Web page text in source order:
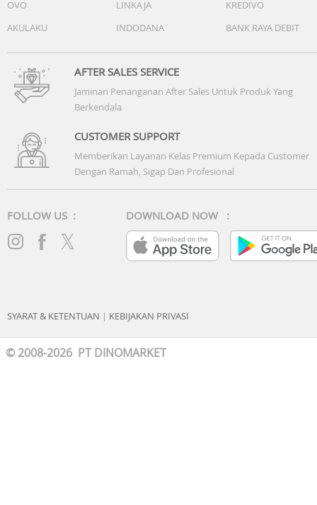
OVO
LINKAJA
KREDIVO
AKULAKU
INDODANA BANK RAYA DEBIT
AFTER SALES SERVICE
Jaminan Penanganan After Sales Untuk Produk Yang
Berkendala
CUSTOMER SUPPORT
Memberikan Layanan Kelas Premium Kepada Customer
Dengan Ramah, Sigap Dan Profesional
FOLLOW US : DOWNLOAD NOW :
SYARAT & KETENTUAN | KEBIJAKAN PRIVASI
© 2008-2026 PT DINOMARKET